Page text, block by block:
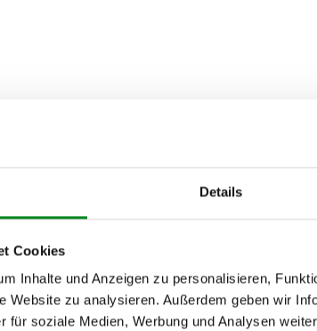
Details
Cookies
Inhalte und Anzeigen zu personalisieren,
Website zu analysieren. Außerdem geben wir
für soziale Medien, Werbung und Analysen